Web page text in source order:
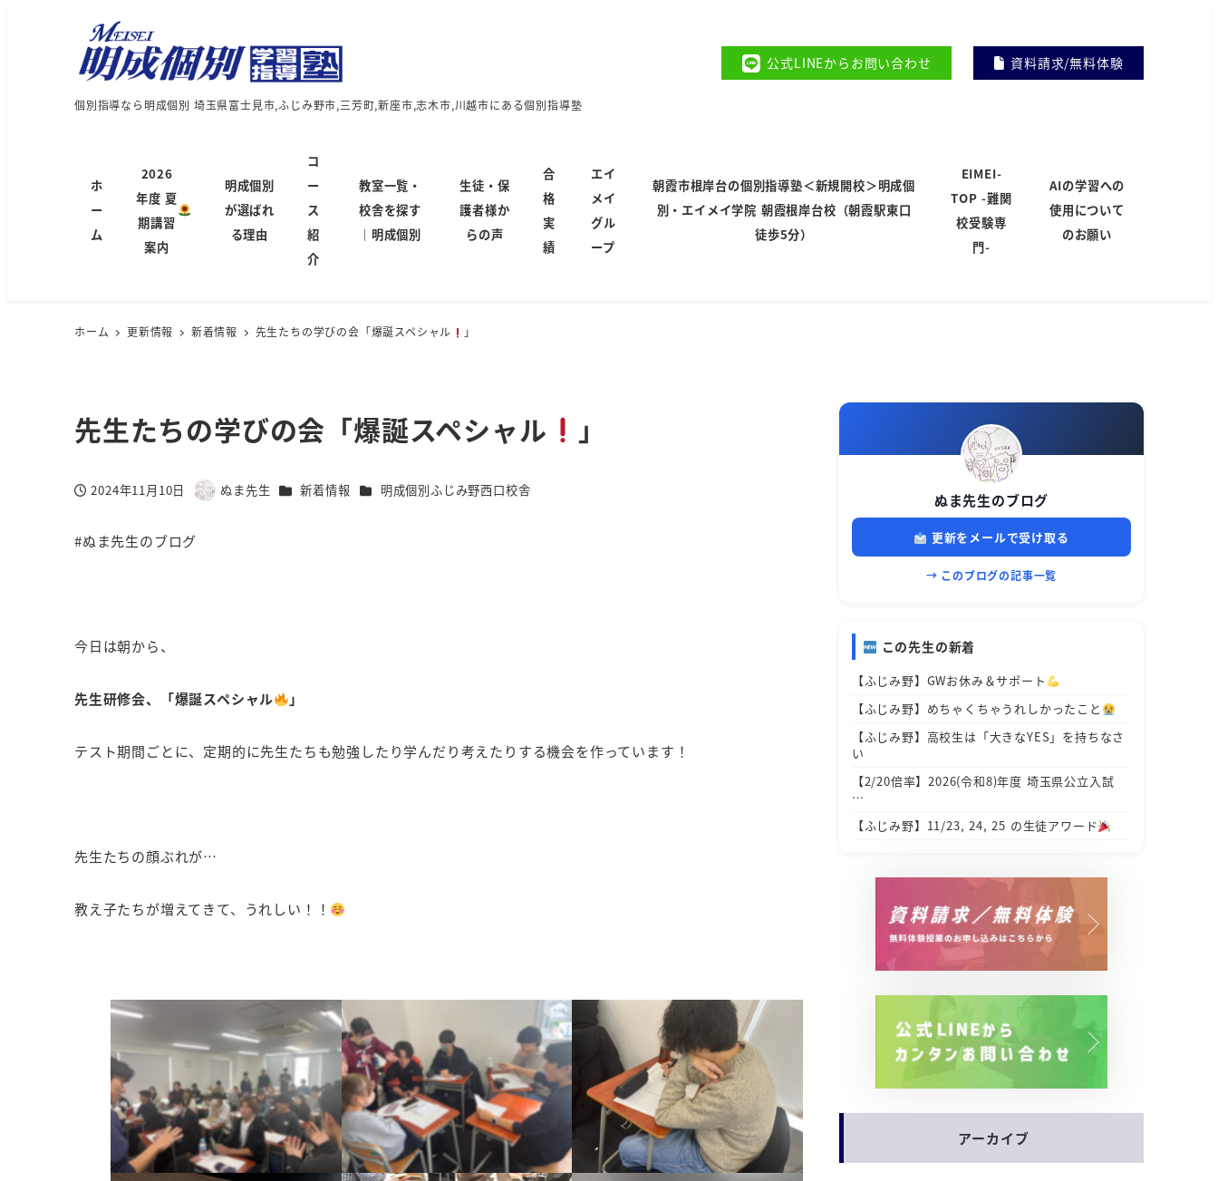
個別指導なら明成個別 埼玉県富士見市,ふじみ野市,三芳町,新座市,志木市,川越市にある個別指導塾
公式LINEからお問い合わせ 資料請求/無料体験
ホ
ー
ム
2026
年度 夏
期講習
案内
明成個別
が選ばれ
る理由
コ
ー
ス
紹
介
教室一覧・
校舎を探す
｜明成個別
生徒・保
護者様か
らの声
合
格
実
績
エイ
メイ
グル
ープ
朝霞市根岸台の個別指導塾＜新規開校＞明成個
別・エイメイ学院 朝霞根岸台校（朝霞駅東口
徒歩5分）
EIMEI-
TOP -難関
校受験専
門-
AIの学習への
使用について
のお願い
ホーム 更新情報 新着情報 先生たちの学びの会「爆誕スペシャル 」
先生たちの学びの会「爆誕スペシャル 」
投稿日
2024年11月10日
著
ぬま先生 カテゴリー
新着情報 カテゴリー
明成個別ふじみ野西口校舎
#ぬま先生のブログ
今日は朝から、
先生研修会、「爆誕スペシャル 」
テスト期間ごとに、定期的に先生たちも勉強したり学んだり考えたりする機会を作っています！
先生たちの顔ぶれが…
教え子たちが増えてきて、うれしい！！
ぬま先生のブログ
更新をメールで受け取る
→ このブログの記事一覧
この先生の新着
【ふじみ野】GWお休み＆サポート
【ふじみ野】めちゃくちゃうれしかったこと
【ふじみ野】高校生は「大きなYES」を持ちなさ
い
【2/20倍率】2026(令和8)年度 埼玉県公立入試
…
【ふじみ野】11/23, 24, 25 の生徒アワード
アーカイブ